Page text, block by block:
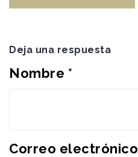
Deja una respuesta
Nombre *
Correo electrónico